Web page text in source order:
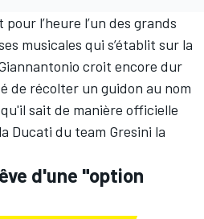
l’heure l’un des grands
musicales qui s’établit sur la
croit encore dur
de récolter un guidon au nom
sait de manière officielle
Ducati du team Gresini la
d'une "option